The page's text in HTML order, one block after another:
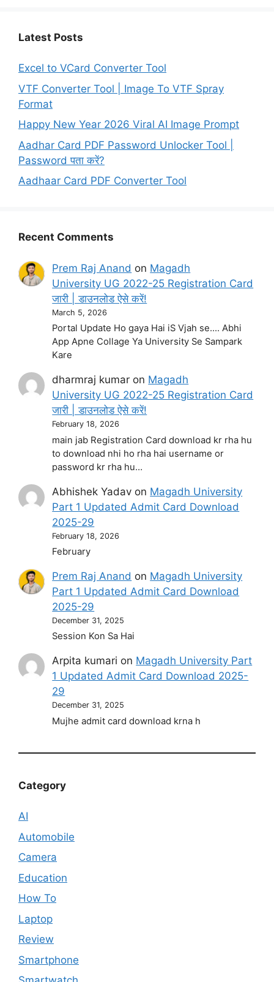
Latest Posts
Excel to VCard Converter Tool
VTF Converter Tool | Image To VTF Spray
Format
Happy New Year 2026 Viral AI Image Prompt
Aadhar Card PDF Password Unlocker Tool |
Password पता करें?
Aadhaar Card PDF Converter Tool
Recent Comments
Prem Raj Anand on Magadh
University UG 2022-25 Registration Card
जारी | डाउनलोड ऐसे करें!
March 5, 2026
Portal Update Ho gaya Hai iS Vjah se.... Abhi
App Apne Collage Ya University Se Sampark
Kare
dharmraj kumar on Magadh
University UG 2022-25 Registration Card
जारी | डाउनलोड ऐसे करें!
February 18, 2026
main jab Registration Card download kr rha hu
to download nhi ho rha hai username or
password kr rha hu…
Abhishek Yadav on Magadh University
Part 1 Updated Admit Card Download
2025-29
February 18, 2026
February
Prem Raj Anand on Magadh University
Part 1 Updated Admit Card Download
2025-29
December 31, 2025
Session Kon Sa Hai
Arpita kumari on Magadh University Part
1 Updated Admit Card Download 2025-
29
December 31, 2025
Mujhe admit card download krna h
Category
AI
Automobile
Camera
Education
How To
Laptop
Review
Smartphone